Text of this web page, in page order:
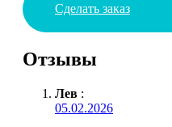
Сделать заказ
Отзывы
Лев :
05.02.2026